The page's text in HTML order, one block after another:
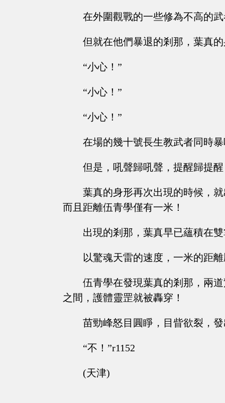
在外圍觀戰的一些修為不高的
但就在他們暴退的剎那，葉真
“小心！”
“小心！”
“小心！”
在場的幾十號長生教武者同時
但是，吼聲歸吼聲，提醒歸提
葉真的身形再次出現的時候，
而且距離伍青學僅有一米！
出現的剎那，葉真早已蘊積在
以驚魂天雷的速度，一米的距
伍青學在發現葉真的剎那，兩
之間，護體靈罡就被轟穿！
苗勁峰怒目圓睜，目眥欲裂，
“不！”r1152
(天津)